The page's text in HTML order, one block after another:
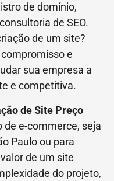
de domínio,
de SEO.
de um site?
e
sua empresa a
e competitiva.
de Site Preço
de e-commerce, seja
Paulo ou para
de um site
do projeto,